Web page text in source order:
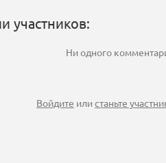
участников:
Ни одного
Войдите илистаньте